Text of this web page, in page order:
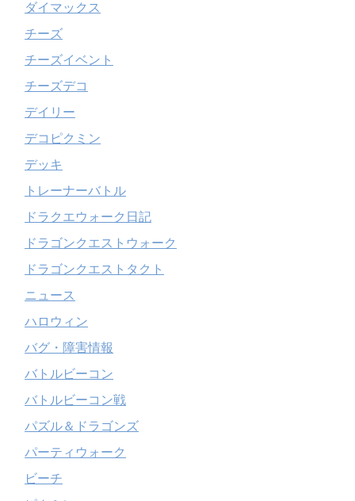
ダイマックス
チーズ
チーズイベント
チーズデコ
デイリー
デコピクミン
デッキ
トレーナーバトル
ドラクエウォーク日記
ドラゴンクエストウォーク
ドラゴンクエストタクト
ニュース
ハロウィン
バグ・障害情報
バトルビーコン
バトルビーコン戦
パズル＆ドラゴンズ
パーティウォーク
ビーチ